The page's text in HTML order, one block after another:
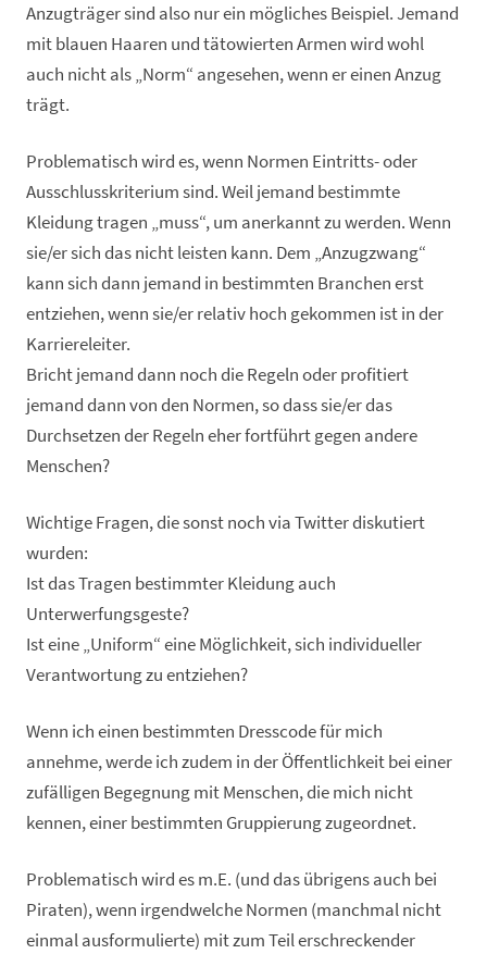
Anzugträger sind also nur ein mögliches Beispiel. Jemand
mit blauen Haaren und tätowierten Armen wird wohl
auch nicht als „Norm“ angesehen, wenn er einen Anzug
trägt.
Problematisch wird es, wenn Normen Eintritts- oder
Ausschlusskriterium sind. Weil jemand bestimmte
Kleidung tragen „muss“, um anerkannt zu werden. Wenn
sie/er sich das nicht leisten kann. Dem „Anzugzwang“
kann sich dann jemand in bestimmten Branchen erst
entziehen, wenn sie/er relativ hoch gekommen ist in der
Karriereleiter.
Bricht jemand dann noch die Regeln oder profitiert
jemand dann von den Normen, so dass sie/er das
Durchsetzen der Regeln eher fortführt gegen andere
Menschen?
Wichtige Fragen, die sonst noch via Twitter diskutiert
wurden:
Ist das Tragen bestimmter Kleidung auch
Unterwerfungsgeste?
Ist eine „Uniform“ eine Möglichkeit, sich individueller
Verantwortung zu entziehen?
Wenn ich einen bestimmten Dresscode für mich
annehme, werde ich zudem in der Öffentlichkeit bei einer
zufälligen Begegnung mit Menschen, die mich nicht
kennen, einer bestimmten Gruppierung zugeordnet.
Problematisch wird es m.E. (und das übrigens auch bei
Piraten), wenn irgendwelche Normen (manchmal nicht
einmal ausformulierte) mit zum Teil erschreckender